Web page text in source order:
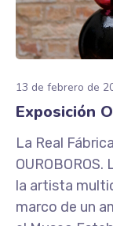
13 de febrero de
Exposición
La Real
la artista
marco de un